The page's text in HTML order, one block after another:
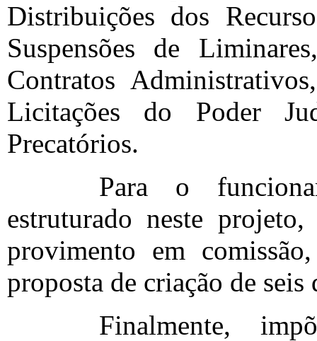
Distribuições dos
Suspensões de
Contratos
Licitações do Poder
Precatórios.
Para o
estruturado neste
provimento em
proposta de criação de seis
Finalmente,